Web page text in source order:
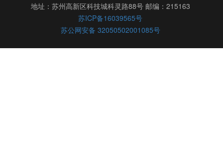
地址：苏州高新区科技城科灵路88号 邮编：215163
苏ICP备16039565号
苏公网安备 32050502001085号